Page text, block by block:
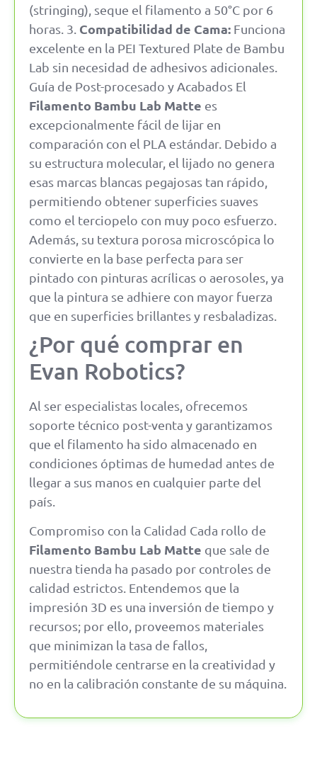
(stringing), seque el filamento a 50°C por 6
horas. 3. Compatibilidad de Cama: Funciona
excelente en la PEI Textured Plate de Bambu
Lab sin necesidad de adhesivos adicionales.
Guía de Post-procesado y Acabados El
Filamento Bambu Lab Matte es
excepcionalmente fácil de lijar en
comparación con el PLA estándar. Debido a
su estructura molecular, el lijado no genera
esas marcas blancas pegajosas tan rápido,
permitiendo obtener superficies suaves
como el terciopelo con muy poco esfuerzo.
Además, su textura porosa microscópica lo
convierte en la base perfecta para ser
pintado con pinturas acrílicas o aerosoles, ya
que la pintura se adhiere con mayor fuerza
que en superficies brillantes y resbaladizas.
¿Por qué comprar en
Evan Robotics?
Al ser especialistas locales, ofrecemos
soporte técnico post-venta y garantizamos
que el filamento ha sido almacenado en
condiciones óptimas de humedad antes de
llegar a sus manos en cualquier parte del
país.
Compromiso con la Calidad Cada rollo de
Filamento Bambu Lab Matte que sale de
nuestra tienda ha pasado por controles de
calidad estrictos. Entendemos que la
impresión 3D es una inversión de tiempo y
recursos; por ello, proveemos materiales
que minimizan la tasa de fallos,
permitiéndole centrarse en la creatividad y
no en la calibración constante de su máquina.